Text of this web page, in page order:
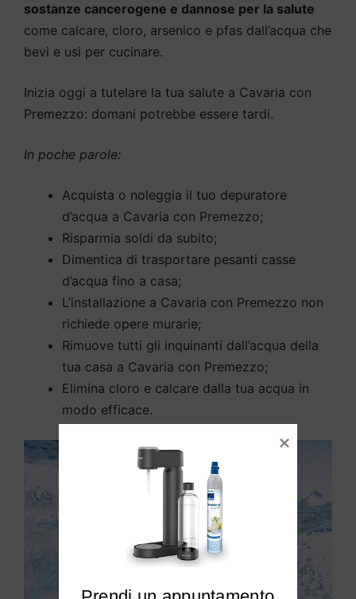
sostanze cancerogene e dannose per la salute
come calcare, cloro, arsenico e pfas dall’acqua che
bevi e usi per cucinare.
Inizia oggi a tutelare la tua salute a Cavaria con
Premezzo: domani potrebbe essere tardi.
In poche parole:
Acquista o noleggia il tuo depuratore
d’acqua a Cavaria con Premezzo;
Risparmia soldi da subito;
Dimentica di trasportare pesanti casse
d’acqua fino a casa;
L’installazione a Cavaria con Premezzo non
richiede opere murarie;
Rimuove tutti gli inquinanti dall’acqua della
tua casa a Cavaria con Premezzo;
Elimina cloro e calcare dalla tua acqua in
modo efficace.